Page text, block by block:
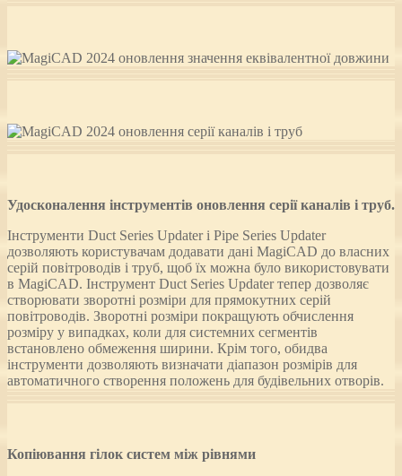
Удосконалення інструментів оновлення серії каналів і труб.
Інструменти Duct Series Updater і Pipe Series Updater
дозволяють користувачам додавати дані MagiCAD до власних
серій повітроводів і труб, щоб їх можна було використовувати
в MagiCAD. Інструмент Duct Series Updater тепер дозволяє
створювати зворотні розміри для прямокутних серій
повітроводів. Зворотні розміри покращують обчислення
розміру у випадках, коли для системних сегментів
встановлено обмеження ширини. Крім того, обидва
інструменти дозволяють визначати діапазон розмірів для
автоматичного створення положень для будівельних отворів.
Копіювання гілок систем між рівнями